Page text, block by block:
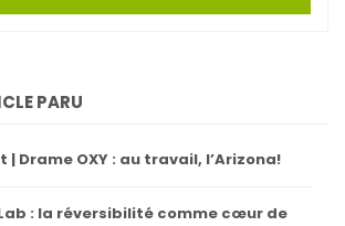
PARU
Drame OXY : au travail, l’Arizona!
Lab : la réversibilité comme cœur de